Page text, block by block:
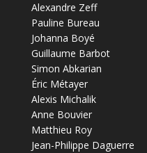
Alexandre Zeff
Pauline Bureau
Johanna Boyé
Guillaume Barbot
Simon Abkarian
Éric Métayer
Alexis Michalik
Anne Bouvier
Matthieu Roy
Jean-Philippe Daguerre